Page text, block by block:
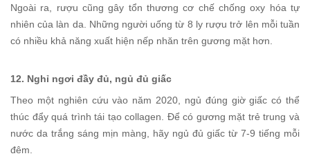
Ngoài ra, rượu cũng gây tổn thương cơ chế chống oxy hóa tự
nhiên của làn da. Những người uống từ 8 ly rượu trở lên mỗi tuần
có nhiều khả năng xuất hiện nếp nhăn trên gương mặt hơn.
12. Nghỉ ngơi đầy đủ, ngủ đủ giấc
Theo một nghiên cứu vào năm 2020, ngủ đúng giờ giấc có thể
thúc đẩy quá trình tái tạo collagen. Để có gương mặt trẻ trung và
nước da trắng sáng mịn màng, hãy ngủ đủ giấc từ 7-9 tiếng mỗi
đêm.